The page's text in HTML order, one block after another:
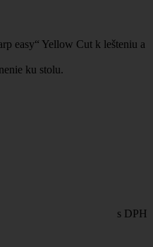
easy“ Yellow Cut k lešteniu a
ku stolu.
s DPH